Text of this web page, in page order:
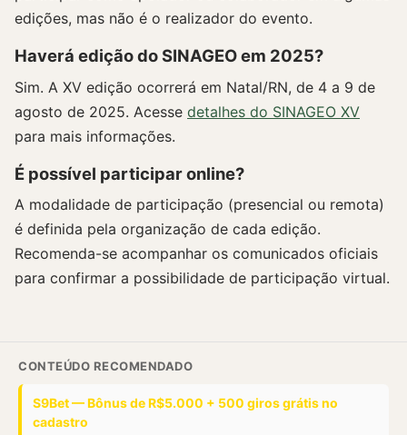
edições, mas não é o realizador do evento.
Haverá edição do SINAGEO em 2025?
Sim. A XV edição ocorrerá em Natal/RN, de 4 a 9 de
agosto de 2025. Acesse detalhes do SINAGEO XV
para mais informações.
É possível participar online?
A modalidade de participação (presencial ou remota)
é definida pela organização de cada edição.
Recomenda-se acompanhar os comunicados oficiais
para confirmar a possibilidade de participação virtual.
CONTEÚDO RECOMENDADO
S9Bet — Bônus de R$5.000 + 500 giros grátis no
cadastro